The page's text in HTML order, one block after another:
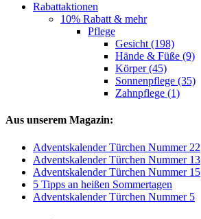
Rabattaktionen
10% Rabatt & mehr
Pflege
Gesicht (198)
Hände & Füße (9)
Körper (45)
Sonnenpflege (35)
Zahnpflege (1)
Aus unserem Magazin:
Adventskalender Türchen Nummer 22
Adventskalender Türchen Nummer 13
Adventskalender Türchen Nummer 15
5 Tipps an heißen Sommertagen
Adventskalender Türchen Nummer 5